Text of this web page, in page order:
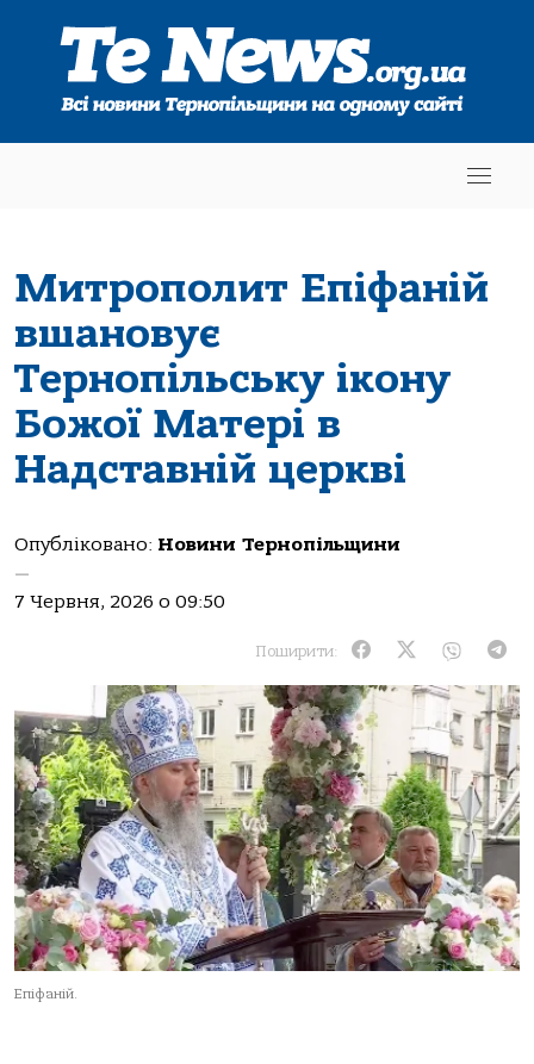
Митрополит Епіфаній
вшановує
Тернопільську ікону
Божої Матері в
Надставній церкві
Опубліковано: Новини Тернопільщини
—
7 Червня, 2026 о 09:50
Поширити:
Епіфаній.